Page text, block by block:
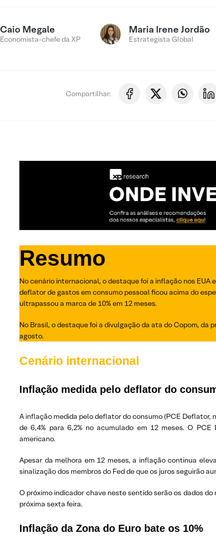
Caio Megale
Economista-chefe da XP
Maria Irene Jordão
Estrategista Global
Compartilhar:
Resumo
No cenário internacional, o destaque foi a inflação nos EUA
deflator de gastos em consumo pessoal ficou acima do
ultrapassou a marca de 10% em 12 meses.
No Brasil, o destaque foi a divulgação da ata do Copom,
agosto.
Cenário internacional
Inflação medida pelo deflator do
A inflação medida pelo deflator do consumo (PCE Deflator,
de 6,4% para 6,2% no acumulado em 12 meses. O
americano.
Apesar da melhora em 12 meses, a inflação continua
sinalização dos membros do Fed de que os juros seguirão
O próximo indicador chave neste sentido serão os dados
próxima sexta feira.
Inflação da Zona do Euro bate os 10%